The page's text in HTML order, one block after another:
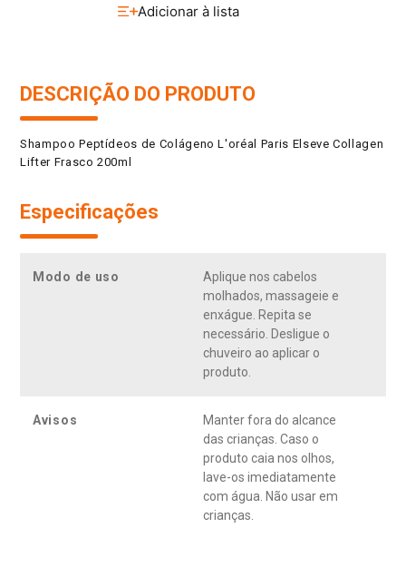
DESCRIÇÃO DO PRODUTO
Shampoo Peptídeos de Colágeno L'oréal Paris Elseve Collagen
Lifter Frasco 200ml
Especificações
Modo de uso
Aplique nos cabelos
molhados, massageie e
enxágue. Repita se
necessário. Desligue o
chuveiro ao aplicar o
produto.
Avisos
Manter fora do alcance
das crianças. Caso o
produto caia nos olhos,
lave-os imediatamente
com água. Não usar em
crianças.